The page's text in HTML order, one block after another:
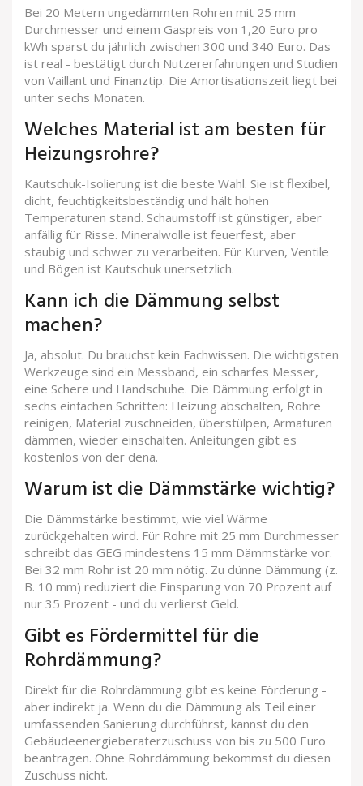
Bei 20 Metern ungedämmten Rohren mit 25 mm
Durchmesser und einem Gaspreis von 1,20 Euro pro
kWh sparst du jährlich zwischen 300 und 340 Euro. Das
ist real - bestätigt durch Nutzererfahrungen und Studien
von Vaillant und Finanztip. Die Amortisationszeit liegt bei
unter sechs Monaten.
Welches Material ist am besten für
Heizungsrohre?
Kautschuk-Isolierung ist die beste Wahl. Sie ist flexibel,
dicht, feuchtigkeitsbeständig und hält hohen
Temperaturen stand. Schaumstoff ist günstiger, aber
anfällig für Risse. Mineralwolle ist feuerfest, aber
staubig und schwer zu verarbeiten. Für Kurven, Ventile
und Bögen ist Kautschuk unersetzlich.
Kann ich die Dämmung selbst
machen?
Ja, absolut. Du brauchst kein Fachwissen. Die wichtigsten
Werkzeuge sind ein Messband, ein scharfes Messer,
eine Schere und Handschuhe. Die Dämmung erfolgt in
sechs einfachen Schritten: Heizung abschalten, Rohre
reinigen, Material zuschneiden, überstülpen, Armaturen
dämmen, wieder einschalten. Anleitungen gibt es
kostenlos von der dena.
Warum ist die Dämmstärke wichtig?
Die Dämmstärke bestimmt, wie viel Wärme
zurückgehalten wird. Für Rohre mit 25 mm Durchmesser
schreibt das GEG mindestens 15 mm Dämmstärke vor.
Bei 32 mm Rohr ist 20 mm nötig. Zu dünne Dämmung (z.
B. 10 mm) reduziert die Einsparung von 70 Prozent auf
nur 35 Prozent - und du verlierst Geld.
Gibt es Fördermittel für die
Rohrdämmung?
Direkt für die Rohrdämmung gibt es keine Förderung -
aber indirekt ja. Wenn du die Dämmung als Teil einer
umfassenden Sanierung durchführst, kannst du den
Gebäudeenergieberaterzuschuss von bis zu 500 Euro
beantragen. Ohne Rohrdämmung bekommst du diesen
Zuschuss nicht.